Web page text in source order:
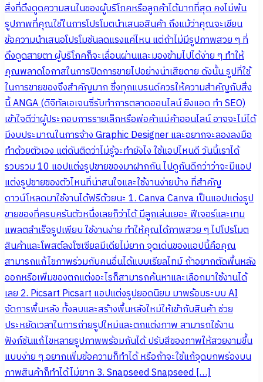
สิ่งที่ดึงดูดความสนในของผู้บริโภคหรือลูกค้าได้มากที่สุด คงไม่พ้น
รูปภาพที่คุณใช้ในการโปรโมตนำเสนอสินค้า ถึงแม้ว่าคุณจะเขียน
ข้อความนำเสนอโปรโมชันลดแรงแค่ไหน แต่ถ้าไม่มีรูปภาพสวย ๆ ที่
ดึงดูดสายตา ผู้บริโภคก็จะเลื่อนผ่านและมองข้ามไปได้ง่าย ๆ ทำให้
คุณพลาดโอกาสในการปิดการขายไปอย่างน่าเสียดาย ดังนั้น รูปที่ใช้
ในการขายของจึงสำคัญมาก ซึ่งทุกแบรนด์ควรให้ความสำคัญกับสิ่ง
นี้ ANGA (ดิจิทัลเอเจนซี่รับทำการตลาดออนไลน์ ยิงแอด ทำ SEO)
เข้าใจดีว่าผู้ประกอบการรายเล็กหรือพ่อค้าแม่ค้าออนไลน์ อาจจะไม่ได้
มีงบประมาณในการจ้าง Graphic Designer และอยากจะลองลงมือ
ทำด้วยตัวเอง แต่ดันติดว่าไม่รู้จะทำยังไง ใช้แอปไหนดี วันนี้เราได้
รวบรวม 10 แอปแต่งรูปขายของมาฝากกัน ไปดูกันดีกว่าว่าจะมีแอป
แต่งรูปขายของตัวไหนที่น่าสนใจและใช้งานง่ายบ้าง ที่สำคัญ
ดาวน์โหลดมาใช้งานได้ฟรีด้วยนะ 1. Canva Canva เป็นแอปแต่งรูป
ขายของที่ครบครันตัวหนึ่งเลยก็ว่าได้ มีลูกเล่นเยอะ ฟีเจอร์และเทม
แพลตสำเร็จรูปเพียบ ใช้งานง่าย ทำให้คุณได้ภาพสวย ๆ ไปโปรโมต
สินค้าและโพสต์ลงโซเซียลมีเดียไม่ยาก จุดเด่นของแอปนี้คือคุณ
สามารถแก้ไขภาพร่วมกับคนอื่นได้แบบเรียลไทม์ ถ้าอยากตัดพื้นหลัง
ออกหรือเพิ่มของตกแต่งอะไรก็สามารถค้นหาและเลือกมาใช้งานได้
เลย 2. Picsart Picsart แอปแต่งรูปยอดนิยม มาพร้อมระบบ AI
จัดการพื้นหลัง ทั้งลบและสร้างพื้นหลังใหม่ให้เข้ากับสินค้า ช่วย
ประหยัดเวลาในการถ่ายรูปใหม่และตกแต่งภาพ สามารถใช้งาน
ฟังก์ชันแก้ไขหลายรูปภาพพร้อมกันได้ ปรับสีของภาพให้สวยงามขึ้น
แบบง่าย ๆ อยากเพิ่มข้อความก็ทำได้ หรือถ้าจะใช้แก้จุดบกพร่องบน
ภาพสินค้าก็ทำได้ไม่ยาก 3. Snapseed Snapseed […]